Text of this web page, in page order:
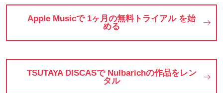
Apple Musicで 1ヶ月の無料トライアル を始
める
TSUTAYA DISCASで Nulbarichの作品をレン
タル